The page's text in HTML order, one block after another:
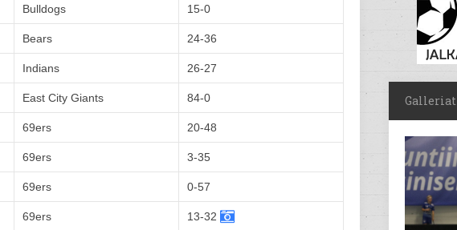
Bulldogs 15-0
Bears 24-36
Indians 26-27
East City Giants 84-0
69ers 20-48
69ers 3-35
69ers 0-57
69ers 13-32
Galleriat